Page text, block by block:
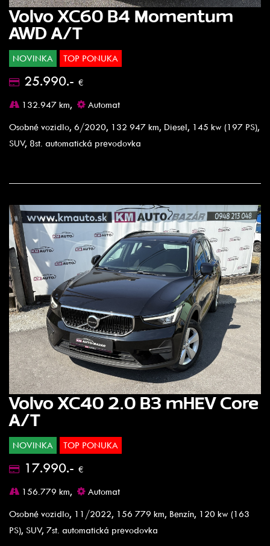
Volvo XC60 B4 Momentum
AWD A/T
NOVINKA TOP PONUKA
25.990.- €
132.947 km,
Automat
Osobné vozidlo, 6/2020, 132 947 km, Diesel, 145 kw (197 PS),
SUV, 8st. automatická prevodovka
Volvo XC40 2.0 B3 mHEV Core
A/T
NOVINKA TOP PONUKA
17.990.- €
156.779 km,
Automat
Osobné vozidlo, 11/2022, 156 779 km, Benzín, 120 kw (163
PS), SUV, 7st. automatická prevodovka